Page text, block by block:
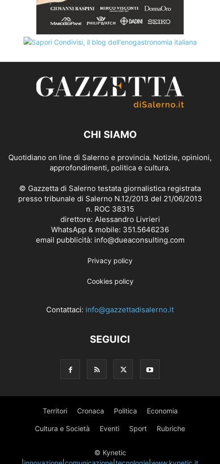
CHI SIAMO
Quotidiano on line di Salerno e provincia. Notizie, opinioni,
approfondimenti, politica e cultura.
© Gazzetta di Salerno testata giornalistica registrata
presso tribunale di Salerno N.12/2013 del 21/06/2013
n. ROC 38315
direttore: Alessandro Livrieri
WhatsApp & mobile: 351.5646236
email pubblicità: info@dueaconsulting.com
Privacy policy
Cookies policy
Contattaci: info@gazzettadisalerno.it
SEGUICI
Territori Cronaca Politica Economia
Cultura e Società Eventi Sport Rubriche
© Kynetic